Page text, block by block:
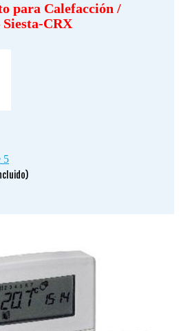
para Calefacción /
CRX
5